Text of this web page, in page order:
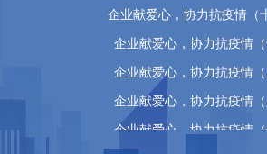
企业献爱心，协力抗疫情（
企业献爱心，协力抗疫情（
企业献爱心，协力抗疫情（
企业献爱心，协力抗疫情（
企业献爱心，协力抗疫情（